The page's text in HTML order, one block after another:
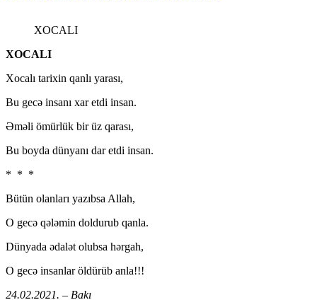
XOCALI
XOCALI
Xocalı tarixin qanlı yarası,
Bu gecə insanı xar etdi insan.
Əməli ömürlük bir üz qarası,
Bu boyda dünyanı dar etdi insan.
* * *
Bütün olanları yazıbsa Allah,
O gecə qələmin doldurub qanla.
Dünyada ədalət olubsa hərgah,
O gecə insanlar öldürüb anla!!!
24.02.2021. – Bakı